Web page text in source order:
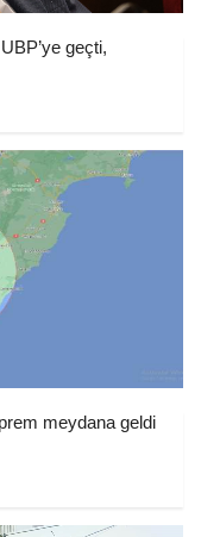
geçti,
meydana geldi